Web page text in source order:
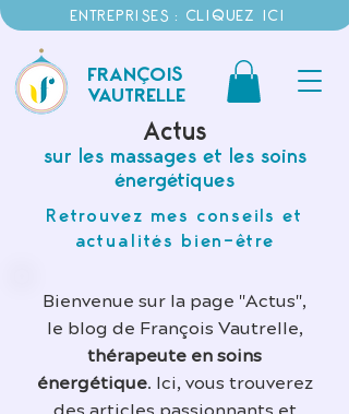
ENTREPRISES : CLIQUEZ ICI
FRANÇOIS
VAUTRELLE
Actus
sur les massages et les soins
énergétiques
Retrouvez mes conseils et
actualités bien-être
Bienvenue sur la page "Actus",
le blog de François Vautrelle,
thérapeute en soins
énergétique. Ici, vous trouverez